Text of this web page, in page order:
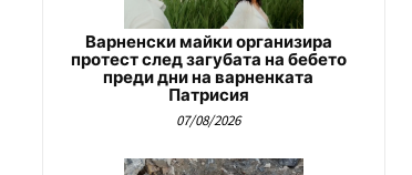
Варненски майки организира
протест след загубата на бебето
преди дни на варненката
Патрисия
07/08/2026